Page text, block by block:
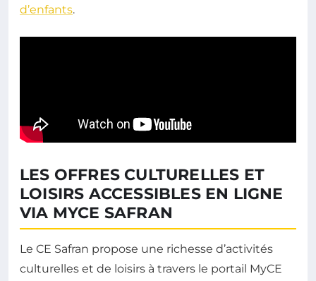
d’enfants.
LES OFFRES CULTURELLES ET
LOISIRS ACCESSIBLES EN LIGNE
VIA MYCE SAFRAN
Le CE Safran propose une richesse d’activités
culturelles et de loisirs à travers le portail MyCE